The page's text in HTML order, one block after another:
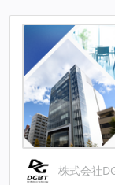
株式会社